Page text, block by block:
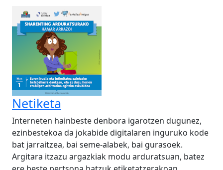
Netiketa
Interneten hainbeste denbora igarotzen dugunez,
ezinbestekoa da jokabide digitalaren inguruko kode
bat jarraitzea, bai seme-alabek, bai gurasoek.
Argitara itzazu argazkiak modu arduratsuan, batez